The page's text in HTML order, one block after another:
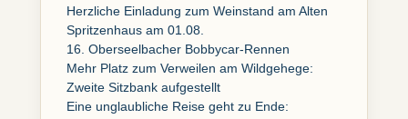
Herzliche Einladung zum Weinstand am Alten
Spritzenhaus am 01.08.
16. Oberseelbacher Bobbycar-Rennen
Mehr Platz zum Verweilen am Wildgehege:
Zweite Sitzbank aufgestellt
Eine unglaubliche Reise geht zu Ende: